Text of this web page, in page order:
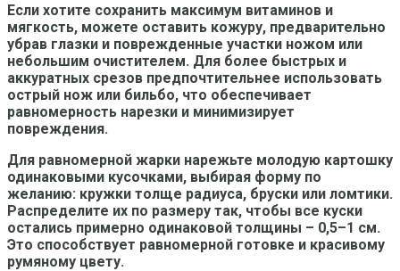
Если хотите сохранить максимум витаминов и
мягкость, можете оставить кожуру, предварительно
убрав глазки и поврежденные участки ножом или
небольшим очистителем. Для более быстрых и
аккуратных срезов предпочтительнее использовать
острый нож или бильбо, что обеспечивает
равномерность нарезки и минимизирует
повреждения.
Для равномерной жарки нарежьте молодую картошку
одинаковыми кусочками, выбирая форму по
желанию: кружки толще радиуса, бруски или ломтики.
Распределите их по размеру так, чтобы все куски
остались примерно одинаковой толщины – 0,5–1 см.
Это способствует равномерной готовке и красивому
румяному цвету.